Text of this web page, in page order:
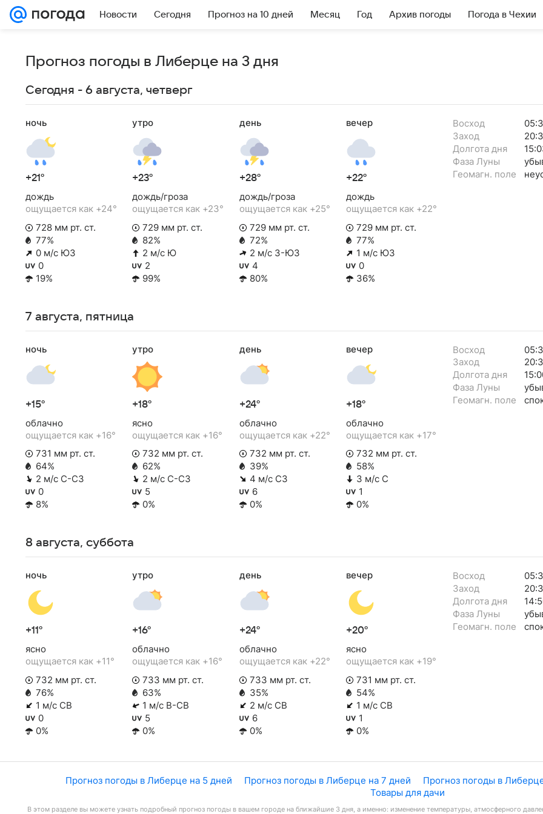
Новости Сегодня Прогноз на 10 дней Месяц Год Архив погоды Погода в Чехии
Прогноз погоды в Либерце на 3 дня
Сегодня - 6 августа, четверг
ночь
+21°
дождь
ощущается как +24°
728 мм рт. ст.
77%
0 м/с ЮЗ
0
19%
утро
+23°
дождь/гроза
ощущается как +23°
729 мм рт. ст.
82%
2 м/с Ю
2
99%
день
+28°
дождь/гроза
ощущается как +25°
729 мм рт. ст.
72%
2 м/с З-ЮЗ
4
80%
вечер
+22°
дождь
ощущается как +22°
729 мм рт. ст.
77%
1 м/с ЮЗ
0
36%
Восход
Заход
Долгота дня
Фаза Луны
Геомагн. поле
7 августа, пятница
ночь
+15°
облачно
ощущается как +16°
731 мм рт. ст.
64%
2 м/с С-СЗ
0
8%
утро
+18°
ясно
ощущается как +16°
732 мм рт. ст.
62%
2 м/с С-СЗ
5
0%
день
+24°
облачно
ощущается как +22°
732 мм рт. ст.
39%
4 м/с СЗ
6
0%
вечер
+18°
облачно
ощущается как +17°
732 мм рт. ст.
58%
3 м/с С
1
0%
Восход
Заход
Долгота дня
Фаза Луны
Геомагн. поле
8 августа, суббота
ночь
+11°
ясно
ощущается как +11°
732 мм рт. ст.
76%
1 м/с СВ
0
0%
утро
+16°
облачно
ощущается как +16°
733 мм рт. ст.
63%
1 м/с В-СВ
5
0%
день
+24°
облачно
ощущается как +22°
733 мм рт. ст.
35%
2 м/с СВ
6
0%
вечер
+20°
ясно
ощущается как +19°
731 мм рт. ст.
54%
1 м/с СВ
1
0%
Восход
Заход
Долгота дня
Фаза Луны
Геомагн. поле
Прогноз погоды в Либерце на 5 дней Прогноз погоды в Либерце на 7 дней Прогноз погоды в
Товары для дачи
В этом разделе вы можете узнать подробный прогноз погоды в вашем городе на ближайшие 3 дня, а именно: изменение температуры, атмосферного